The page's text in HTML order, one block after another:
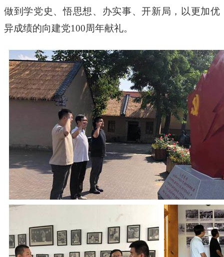
做到学党史、悟思想、办实事、开新局，以更加优
异成绩的向建党100周年献礼。